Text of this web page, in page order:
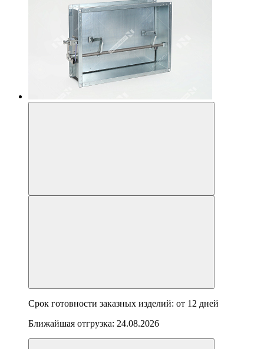
Срок готовности заказных изделий: от 12 дней
Ближайшая отгрузка: 24.08.2026